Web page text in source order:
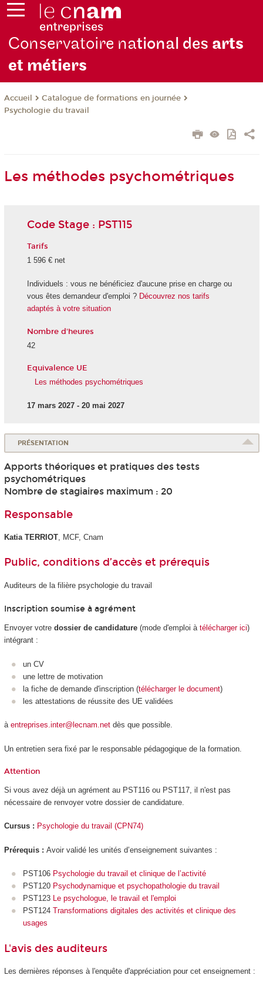
Conservatoire national des arts
et métiers
Accueil
Catalogue de formations en journée
Psychologie du travail
Les méthodes psychométriques
Code Stage : PST115
Tarifs
1 596 € net
Individuels : vous ne bénéficiez d'aucune prise en charge ou
vous êtes demandeur d'emploi ? Découvrez nos tarifs
adaptés à votre situation
Nombre d'heures
42
Equivalence UE
Les méthodes psychométriques
17 mars 2027 - 20 mai 2027
PRÉSENTATION
Apports théoriques et pratiques des tests
psychométriques
Nombre de stagiaires maximum : 20
Responsable
Katia TERRIOT, MCF, Cnam
Public, conditions d’accès et prérequis
Auditeurs de la filière psychologie du travail
Inscription soumise à agrément
Envoyer votre dossier de candidature(mode d'emploi à télécharger ici)
intégrant :
un CV
une lettre de motivation
la fiche de demande d'inscription (télécharger le document)
les attestations de réussite des UE validées
à entreprises.inter@lecnam.netdès que possible.
Un entretien sera fixé par le responsable pédagogique de la formation.
Attention
Si vous avez déjà un agrément au PST116 ou PST117, il n'est pas
nécessaire de renvoyer votre dossier de candidature.
Cursus : Psychologie du travail (CPN74)
Prérequis : Avoir validé les unités d’enseignement suivantes :
PST106 Psychologie du travail et clinique de l’activité
PST120 Psychodynamique et psychopathologie du travail
PST123 Le psychologue, le travail et l'emploi
PST124 Transformations digitales des activités et clinique des
usages
L'avis des auditeurs
Les dernières réponses à l'enquête d'appréciation pour cet enseignement :